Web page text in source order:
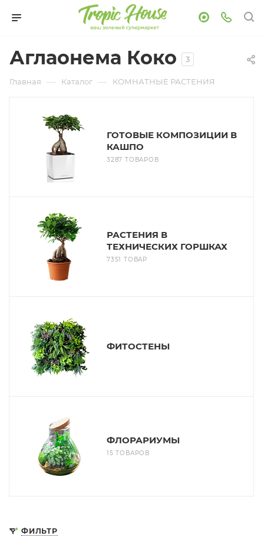
Аглаонема Коко 3
Главная — Каталог — КОМНАТНЫЕ РАСТЕНИЯ
ГОТОВЫЕ КОМПОЗИЦИИ В
КАШПО
3287 ТОВАРОВ
РАСТЕНИЯ В
ТЕХНИЧЕСКИХ ГОРШКАХ
7351 ТОВАР
ФИТОСТЕНЫ
ФЛОРАРИУМЫ
15 ТОВАРОВ
ФИЛЬТР